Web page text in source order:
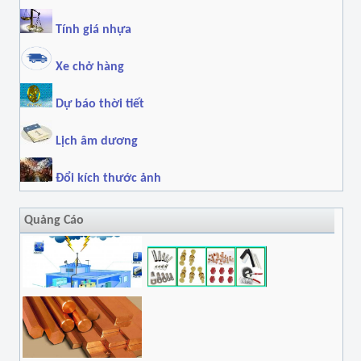
Tính giá nhựa
Xe chở hàng
Dự báo thời tiết
Lịch âm dương
Đổi kích thước ảnh
Quảng Cáo